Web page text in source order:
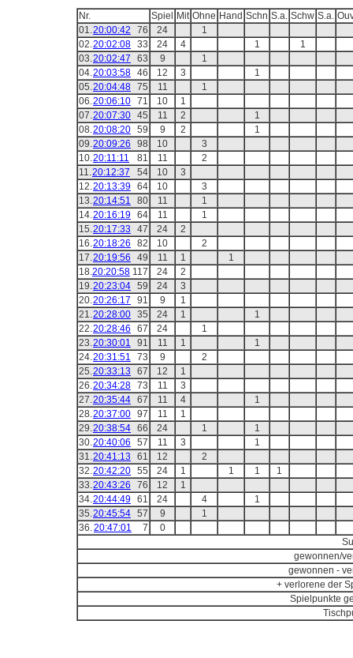
Nr. Spiel Mit Ohne Hand Schn S.a. Schw S.a.
01.20:00:42 76 24
1
02.20:02:08 33 24 4 1
1
03.20:02:47 63 9
1
04.20:03:58 46 12 3
1
05.20:04:48 75 11
1
06.20:06:10 71 10
1
07.20:07:30 45 11 2
1
08.20:08:20 59 9 2
1
09.20:09:26 98 10
3
10.20:11:11 81 11
2
11.20:12:37 54 10
3
12.20:13:39 64 10
3
13.20:14:51 80 11
1
14.20:16:19 64 11
1
15.20:17:33 47 24
2
16.20:18:26 82 10
2
17.20:19:56 49 11 1
1
18.20:20:58 117 24
2
19.20:23:04 59 24
3
20.20:26:17 91 9
1
21.20:28:00 35 24 1
1
22.20:28:46 67 24
1
23.20:30:01 91 11 1
1
24.20:31:51 73 9
2
25.20:33:13 67 12
1
26.20:34:28 73 11
3
27.20:35:44 67 11 4
1
28.20:37:00 97 11
1
29.20:38:54 66 24 1
1
30.20:40:06 57 11 3
1
31.20:41:13 61 12
2
32.20:42:20 55 24 1 1 1
1
33.20:43:26 76 12
1
34.20:44:49 61 24 4
1
35.20:45:54 57 9
1
36.20:47:01 7
0
gewonnen/
gewonnen -
+ verlorene der
Spielpunkte